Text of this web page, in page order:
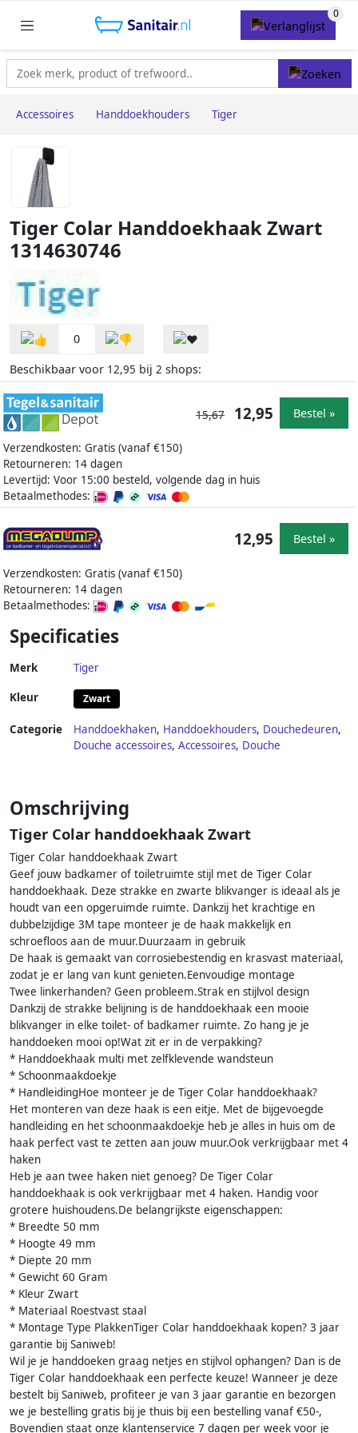
Accessoires Handdoekhouders Tiger
Tiger Colar Handdoekhaak Zwart
1314630746
0
Beschikbaar voor 12,95 bij 2 shops:
Verzendkosten: Gratis (vanaf €150)
Retourneren: 14 dagen
Levertijd: Voor 15:00 besteld, volgende dag in huis
Betaalmethodes:
15,67 12,95 Bestel »
Verzendkosten: Gratis (vanaf €150)
Retourneren: 14 dagen
Betaalmethodes:
12,95 Bestel »
Specificaties
Merk Tiger
Kleur Zwart
Categorie Handdoekhaken, Handdoekhouders, Douchedeuren,
Douche accessoires, Accessoires, Douche
Omschrijving
Tiger Colar handdoekhaak Zwart
Tiger Colar handdoekhaak Zwart
Geef jouw badkamer of toiletruimte stijl met de Tiger Colar
handdoekhaak. Deze strakke en zwarte blikvanger is ideaal als je
houdt van een opgeruimde ruimte. Dankzij het krachtige en
dubbelzijdige 3M tape monteer je de haak makkelijk en
schroefloos aan de muur.Duurzaam in gebruik
De haak is gemaakt van corrosiebestendig en krasvast materiaal,
zodat je er lang van kunt genieten.Eenvoudige montage
Twee linkerhanden? Geen probleem.Strak en stijlvol design
Dankzij de strakke belijning is de handdoekhaak een mooie
blikvanger in elke toilet- of badkamer ruimte. Zo hang je je
handdoeken mooi op!Wat zit er in de verpakking?
* Handdoekhaak multi met zelfklevende wandsteun
* Schoonmaakdoekje
* HandleidingHoe monteer je de Tiger Colar handdoekhaak?
Het monteren van deze haak is een eitje. Met de bijgevoegde
handleiding en het schoonmaakdoekje heb je alles in huis om de
haak perfect vast te zetten aan jouw muur.Ook verkrijgbaar met 4
haken
Heb je aan twee haken niet genoeg? De Tiger Colar
handdoekhaak is ook verkrijgbaar met 4 haken. Handig voor
grotere huishoudens.De belangrijkste eigenschappen:
* Breedte 50 mm
* Hoogte 49 mm
* Diepte 20 mm
* Gewicht 60 Gram
* Kleur Zwart
* Materiaal Roestvast staal
* Montage Type PlakkenTiger Colar handdoekhaak kopen? 3 jaar
garantie bij Saniweb!
Wil je je handdoeken graag netjes en stijlvol ophangen? Dan is de
Tiger Colar handdoekhaak een perfecte keuze! Wanneer je deze
bestelt bij Saniweb, profiteer je van 3 jaar garantie en bezorgen
we je bestelling gratis bij je thuis bij een bestelling vanaf €50-,
Bovendien staat onze klantenservice 7 dagen per week voor je